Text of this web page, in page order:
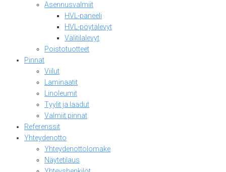
Asennusvalmiit
HVL-paneeli
HVL-pöytälevyt
Välitilalevyt
Poistotuotteet
Pinnat
Viilut
Laminaatit
Linoleumit
Tyylit ja laadut
Valmiit pinnat
Referenssit
Yhteydenotto
Yhteydenottolomake
Näytetilaus